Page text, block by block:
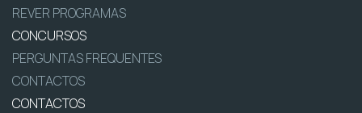
REVER PROGRAMAS
CONCURSOS
PERGUNTAS FREQUENTES
CONTACTOS
CONTACTOS